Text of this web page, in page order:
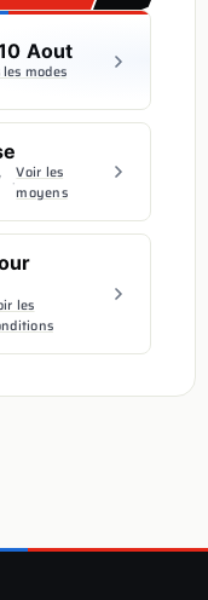
Aout
modes
·Voir les
moyens
les